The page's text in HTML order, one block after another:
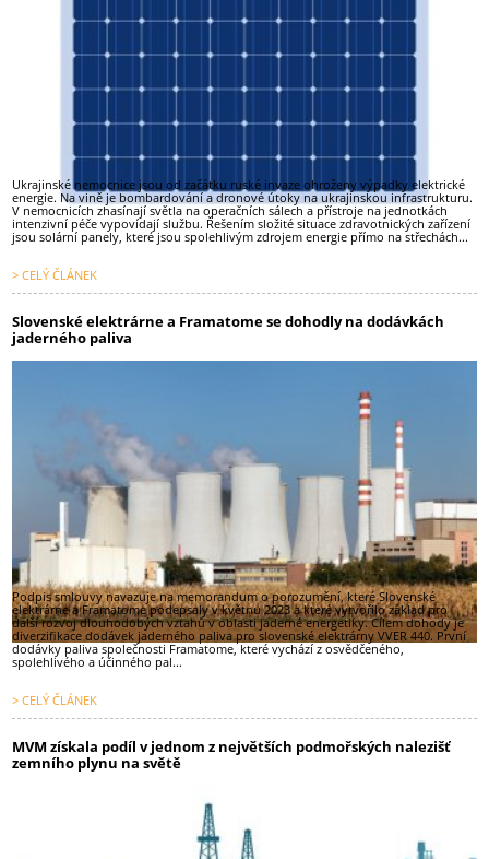
Ukrajinské nemocnice jsou od začátku ruské invaze ohroženy výpadky elektrické
energie. Na vině je bombardování a dronové útoky na ukrajinskou infrastrukturu.
V nemocnicích zhasínají světla na operačních sálech a přístroje na jednotkách
intenzivní péče vypovídají službu. Řešením složité situace zdravotnických zařízení
jsou solární panely, které jsou spolehlivým zdrojem energie přímo na střechách...
> CELÝ ČLÁNEK
Slovenské elektrárne a Framatome se dohodly na dodávkách
jaderného paliva
Podpis smlouvy navazuje na memorandum o porozumění, které Slovenské
elektrárne a Framatome podepsaly v květnu 2023 a které vytvořilo základ pro
další rozvoj dlouhodobých vztahů v oblasti jaderné energetiky. Cílem dohody je
diverzifikace dodávek jaderného paliva pro slovenské elektrárny VVER 440. První
dodávky paliva společnosti Framatome, které vychází z osvědčeného,
spolehlivého a účinného pal...
> CELÝ ČLÁNEK
MVM získala podíl v jednom z největších podmořských nalezišť
zemního plynu na světě